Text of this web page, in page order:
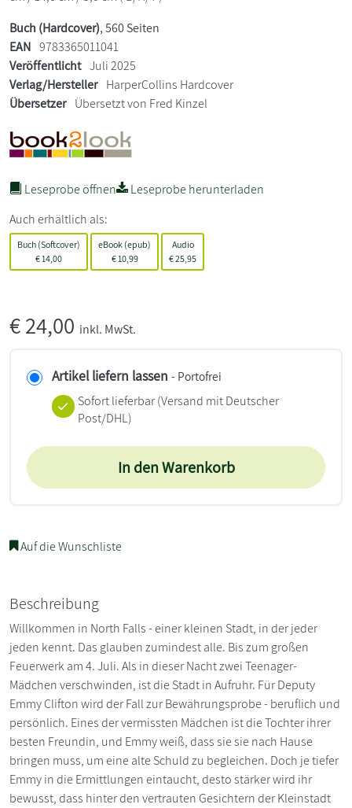
Buch (Hardcover), 560 Seiten
EAN 9783365011041
Veröffentlicht Juli 2025
Verlag/Hersteller HarperCollins Hardcover
Übersetzer Übersetzt von Fred Kinzel
Leseprobe öffnen
Leseprobe herunterladen
Auch erhältlich als:
Buch (Softcover)
€14,00
eBook (epub)
€10,99
Audio
€25,95
€24,00 inkl. MwSt.
Artikel liefern lassen - Portofrei
Sofort lieferbar(Versand mit Deutscher
Post/DHL)
In den Warenkorb
Auf die Wunschliste
Beschreibung
Willkommen in North Falls - einer kleinen Stadt, in der jeder
jeden kennt. Das glauben zumindest alle. Bis zum großen
Feuerwerk am 4. Juli. Als in dieser Nacht zwei Teenager-
Mädchen verschwinden, ist die Stadt in Aufruhr. Für Deputy
Emmy Clifton wird der Fall zur Bewährungsprobe - beruflich und
persönlich. Eines der vermissten Mädchen ist die Tochter ihrer
besten Freundin, und Emmy weiß, dass sie sie nach Hause
bringen muss, um eine alte Schuld zu begleichen. Doch je tiefer
Emmy in die Ermittlungen eintaucht, desto stärker wird ihr
bewusst, dass hinter den vertrauten Gesichtern der Kleinstadt